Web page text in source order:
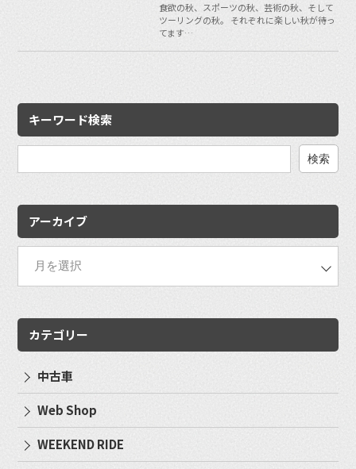
食欲の秋、スポーツの秋、芸術の秋、そして
ツーリングの秋。 それぞれに楽しい秋が待っ
てます…
キーワード検索
アーカイブ
カテゴリー
中古車
Web Shop
WEEKEND RIDE